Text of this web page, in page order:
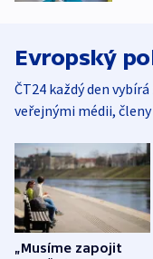
Evropský
ČT24 každý den
veřejnými médii, členy
„Musíme zapojit